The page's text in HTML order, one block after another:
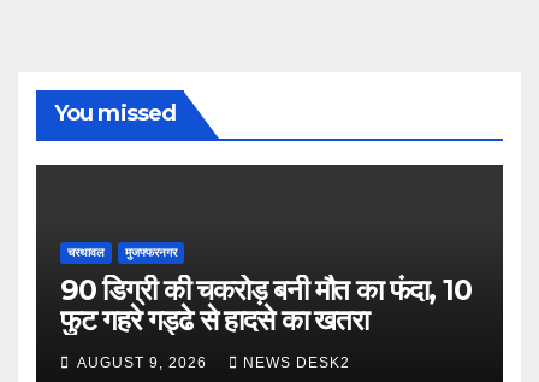
You missed
चरथावल मुजफ्फरनगर
90 डिग्री की चकरोड़ बनी मौत का फंदा, 10
फुट गहरे गड्ढे से हादसे का खतरा
AUGUST 9, 2026 NEWS DESK2